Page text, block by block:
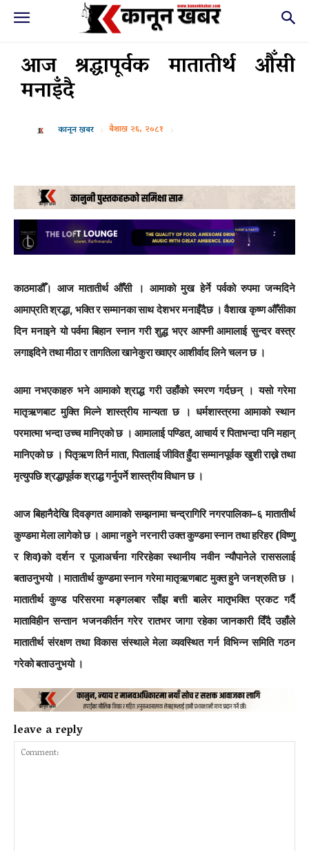
आज श्रद्धापूर्वक मातातीर्थ औँसी
मनाइँदै
कानून खबर बैशाख २६, २०८१
काठमाडौँ। आज मातातीर्थ औँसी । आमाको मुख हेर्ने पर्वको रुपमा जन्मदिने
आमाप्रति श्रद्धा, भक्ति र सम्मानका साथ देशभर मनाइँदैछ । वैशाख कृष्ण औँसीका
दिन मनाइने यो पर्वमा बिहान स्नान गरी शुद्ध भएर आफ्नी आमालाई सुन्दर वस्त्र
लगाइदिने तथा मीठा र तागतिला खानेकुरा ख्वाएर आशीर्वाद लिने चलन छ ।
आमा नभएकाहरु भने आमाको श्राद्ध गरी उहाँको स्मरण गर्दछन् । यसो गरेमा
मातृऋणबाट मुक्ति मिल्ने शास्त्रीय मान्यता छ । धर्मशास्त्रमा आमाको स्थान
परमात्मा भन्दा उच्च मानिएको छ । आमालाई पण्डित, आचार्य र पिताभन्दा पनि महान्
मानिएको छ । पितृऋण तिर्न माता, पितालाई जीवित हुँदा सम्मानपूर्वक खुशी राख्ने तथा
मृत्युपछि श्रद्धापूर्वक श्राद्ध गर्नुपर्ने शास्त्रीय विधान छ ।
आज बिहानैदेखि दिवङ्गत आमाको सम्झनामा चन्द्रागिरि नगरपालिका–६ मातातीर्थ
कुण्डमा मेला लागेको छ । आमा नहुने नरनारी उक्त कुण्डमा स्नान तथा हरिहर (विष्णु
र शिव)को दर्शन र पूजाअर्चना गरिरहेका स्थानीय नवीन न्यौपानेले राससलाई
बताउनुभयो । मातातीर्थ कुण्डमा स्नान गरेमा मातृऋणबाट मुक्त हुने जनश्रुति छ ।
मातातीर्थ कुण्ड परिसरमा मङ्गलबार साँझ बत्ती बालेर मातृभक्ति प्रकट गर्दै
माताविहीन सन्तान भजनकीर्तन गरेर रातभर जागा रहेका जानकारी दिँदै उहाँले
मातातीर्थ संरक्षण तथा विकास संस्थाले मेला व्यवस्थित गर्न विभिन्न समिति गठन
गरेको बताउनुभयो ।
leave a reply